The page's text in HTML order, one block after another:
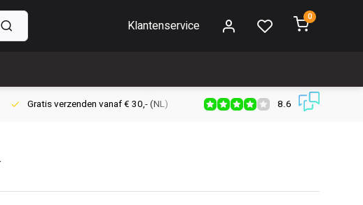
Klantenservice
0
Gratis verzenden vanaf € 30,- (NL) Verzendkosten € 2,95 (NL)
8.6